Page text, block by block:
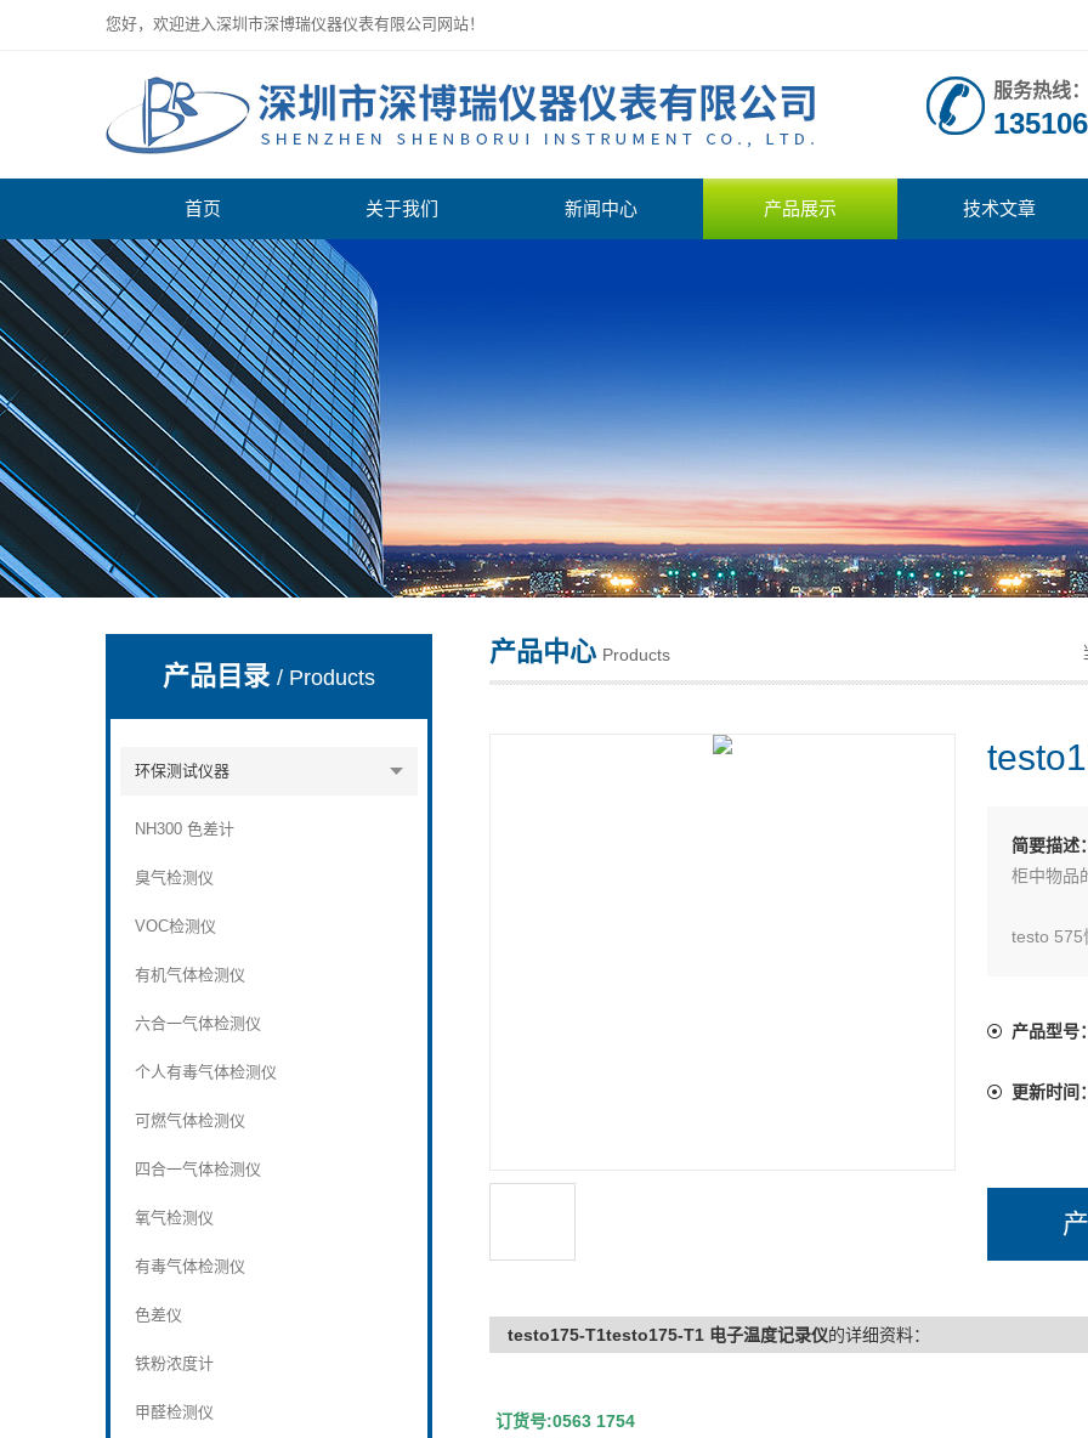
您好，欢迎进入深圳市深博瑞仪器仪表有限公司网站！
深圳市深博瑞仪器仪表有限公司
服务热线：
首页 关于我们 新闻中心 产品展示 技术文章
产品目录/ Products
环保测试仪器
NH300 色差计
臭气检测仪
VOC检测仪
有机气体检测仪
六合一气体检测仪
个人有毒气体检测仪
可燃气体检测仪
四合一气体检测仪
氧气检测仪
有毒气体检测仪
色差仪
铁粉浓度计
甲醛检测仪
产品中心 Products
简要描述
柜中物品
testo 575
产品型号：
更新时间：
testo175-T1testo175-T1 电子温度记录仪的详细资料：
订货号:0563 1754